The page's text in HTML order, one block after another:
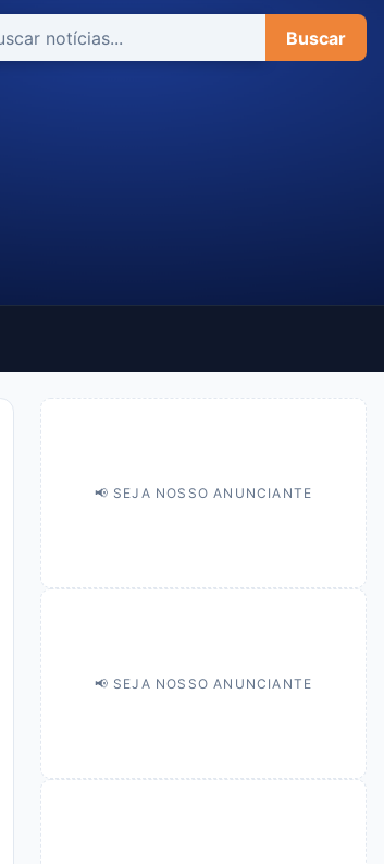
Buscar
📢 SEJA NOSSO ANUNCIANTE
📢 SEJA NOSSO ANUNCIANTE